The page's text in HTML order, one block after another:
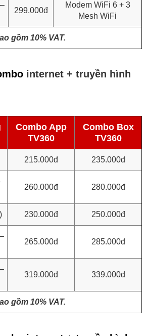
299.000đ
Modem WiFi 6 + 3
Mesh WiFi
gồm 10% VAT.
internet + truyền hình
Combo App
TV360
Combo Box
TV360
215.000đ 235.000đ
260.000đ 280.000đ
230.000đ 250.000đ
265.000đ 285.000đ
319.000đ 339.000đ
gồm 10% VAT.